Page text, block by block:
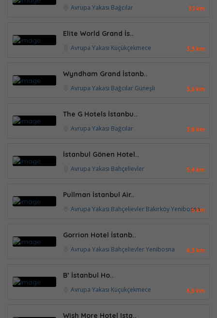
Avrupa Yakası Bağcılar 3,1 km
Elite World Grand İs..
Avrupa Yakası Küçükçekmece 3,3 km
Wyndham Grand İstanb..
Avrupa Yakası Bağcılar Güneşli 3,6 km
The G Hotels İstanbu..
Avrupa Yakası Bağcılar 3,8 km
İstanbul Gönen Hotel..
Avrupa Yakası Bahçelievler 5,4 km
Pullman İstanbul Air..
Avrupa Yakası Bahçelievler BakırköyYenibosna
6 km
Gorrion Hotel İstanb..
Avrupa Yakası BahçelievlerYenibosna 6,3 km
B’ İstanbul Ho..
Avrupa Yakası Küçükçekmece 6,6 km
Wish More Hotel Ista..